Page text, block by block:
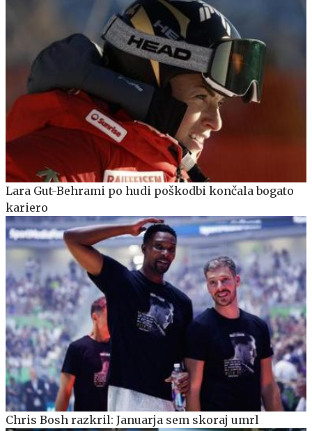
Lara Gut-Behrami po hudi poškodbi končala bogato
kariero
Chris Bosh razkril: Januarja sem skoraj umrl